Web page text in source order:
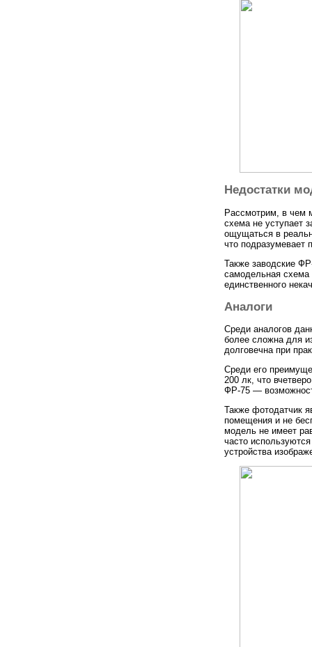
Недостатки
Рассмотрим, в чем
схема не уступает
ощущаться в
что подразумевает
Также заводские
самодельная схема
единственного
Аналоги
Среди аналогов
более сложна для
долговечна при
Среди его
200 лк, что
ФР-75 —
Также фотодатчик
помещения и не
модель не имеет
часто
устройства